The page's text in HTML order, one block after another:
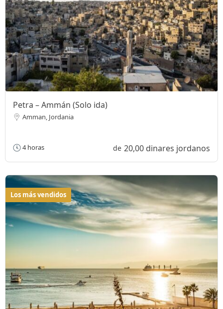
Petra – Ammán (Solo ida)
Amman, Jordania
4 horas de 20,00 dinares jordanos
Los más vendidos